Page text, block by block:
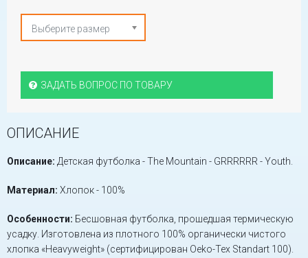
Выберите размер
ЗАДАТЬ ВОПРОС ПО ТОВАРУ
ОПИСАНИЕ
Описание: Детская футболка - The Mountain - GRRRRRR - Youth.
Материал: Хлопок - 100%
Особенности: Бесшовная футболка, прошедшая термическую
усадку. Изготовлена из плотного 100% органически чистого
хлопка «Heavyweight» (сертифицирован Oeko-Tex Standart 100).